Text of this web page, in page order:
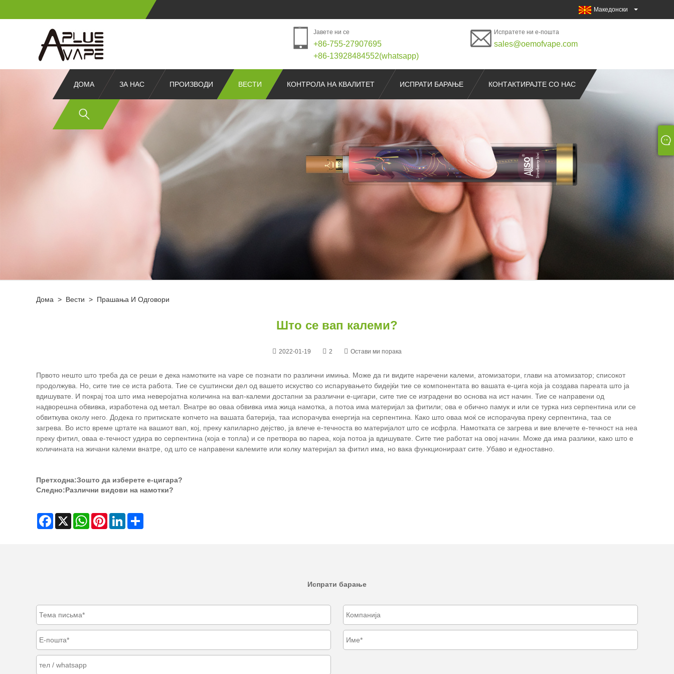
Македонски
Јавете ни се
+86-755-27907695
+86-13928484552(whatsapp)
Испратете ни е-пошта
sales@oemofvape.com
ДОМА ЗА НАС ПРОИЗВОДИ ВЕСТИ КОНТРОЛА НА КВАЛИТЕТ ИСПРАТИ БАРАЊЕ КОНТАКТИРАЈТЕ СО НАС
Дома > Вести > Прашања И Одговори
Што се вап калеми?
2022-01-19 2 Остави ми порака
Првото нешто што треба да се реши е дека намотките на vape се познати по различни имиња. Може да ги видите наречени калеми, атомизатори, глави на атомизатор; списокот
продолжува. Но, сите тие се иста работа. Тие се суштински дел од вашето искуство со испарувањето бидејќи тие се компонентата во вашата е-цига која ја создава пареата што ја
вдишувате. И покрај тоа што има неверојатна количина на вап-калеми достапни за различни е-цигари, сите тие се изградени во основа на ист начин. Тие се направени од
надворешна обвивка, изработена од метал. Внатре во оваа обвивка има жица намотка, а потоа има материјал за фитили; ова е обично памук и или се турка низ серпентина или се
обвиткува околу него. Додека го притискате копчето на вашата батерија, таа испорачува енергија на серпентина. Како што оваа моќ се испорачува преку серпентина, таа се
загрева. Во исто време цртате на вашиот вап, кој, преку капиларно дејство, ја влече е-течноста во материјалот што се исфрла. Намотката се загрева и вие влечете е-течност на неа
преку фитил, оваа е-течност удира во серпентина (која е топла) и се претвора во пареа, која потоа ја вдишувате. Сите тие работат на овој начин. Може да има разлики, како што е
количината на жичани калеми внатре, од што се направени калемите или колку материјал за фитил има, но вака функционираат сите. Убаво и едноставно.
Претходна:Зошто да изберете е-цигара?
Следно:Различни видови на намотки?
Facebook WhatsAppPinterestLinkedIn
Испрати барање